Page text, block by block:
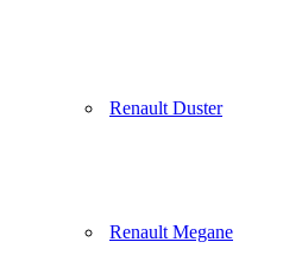
Renault Duster
Renault Megane